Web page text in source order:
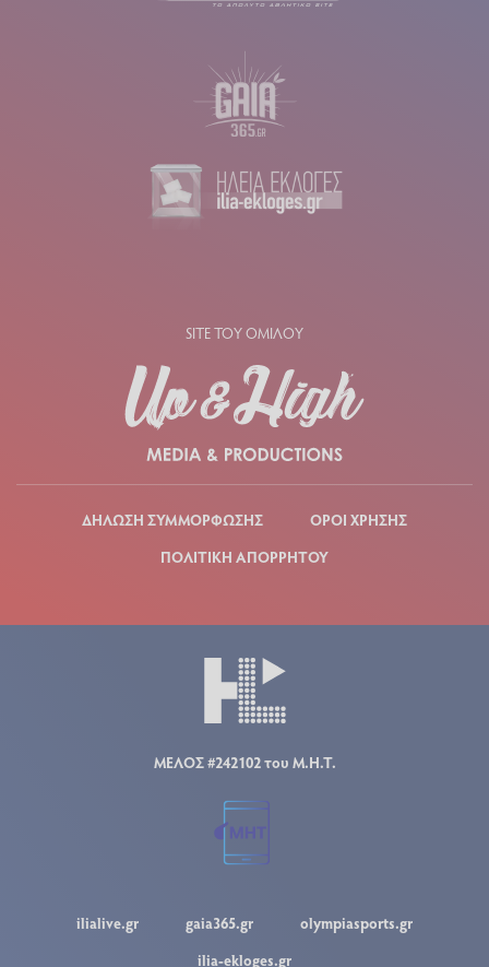
SITE ΤΟΥ ΟΜΙΛΟΥ
ΔΗΛΩΣΗ ΣΥΜΜΟΡΦΩΣΗΣ
ΟΡΟΙ ΧΡΗΣΗΣ
ΠΟΛΙΤΙΚΗ ΑΠΟΡΡΗΤΟΥ
ΜΕΛΟΣ #242102 του Μ.Η.Τ.
ilialive.gr gaia365.gr
olympiasports.gr
ilia-ekloges.gr